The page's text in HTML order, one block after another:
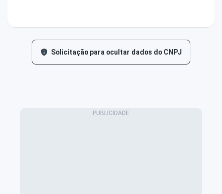
Solicitação para ocultar dados do CNPJ